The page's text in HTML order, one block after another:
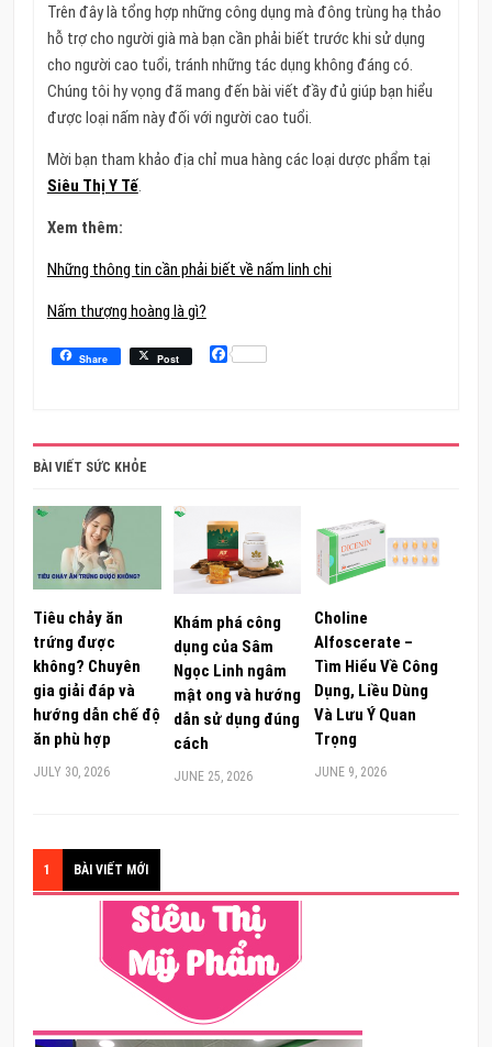
Trên đây là tổng hợp những công dụng mà đông trùng hạ thảo
hỗ trợ cho người già mà bạn cần phải biết trước khi sử dụng
cho người cao tuổi, tránh những tác dụng không đáng có.
Chúng tôi hy vọng đã mang đến bài viết đầy đủ giúp bạn hiểu
được loại nấm này đối với người cao tuổi.
Mời bạn tham khảo địa chỉ mua hàng các loại dược phẩm tại
Siêu Thị Y Tế.
Xem thêm:
Những thông tin cần phải biết về nấm linh chi
Nấm thượng hoàng là gì?
Share Post Facebook
BÀI VIẾT SỨC KHỎE
Tiêu chảy ăn
trứng được
không? Chuyên
gia giải đáp và
hướng dẫn chế độ
ăn phù hợp
JULY 30, 2026
Khám phá công
dụng của Sâm
Ngọc Linh ngâm
mật ong và hướng
dẫn sử dụng đúng
cách
JUNE 25, 2026
Choline
Alfoscerate –
Tìm Hiểu Về Công
Dụng, Liều Dùng
Và Lưu Ý Quan
Trọng
JUNE 9, 2026
1 BÀI VIẾT MỚI